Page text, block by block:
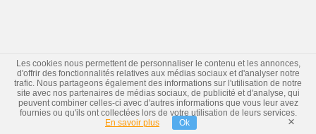
Les cookies nous permettent de personnaliser le contenu et les annonces,
d'offrir des fonctionnalités relatives aux médias sociaux et d'analyser notre
trafic. Nous partageons également des informations sur l'utilisation de notre
site avec nos partenaires de médias sociaux, de publicité et d'analyse, qui
peuvent combiner celles-ci avec d'autres informations que vous leur avez
fournies ou qu'ils ont collectées lors de votre utilisation de leurs services.
En savoir plus
Ok ×